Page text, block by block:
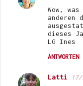
Wow,
anderen
dieses
LG Ines
ANTWORTEN
Latti